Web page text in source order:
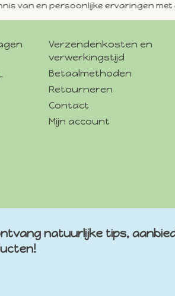
en persoonlijke ervaringen met
Verzendenkosten en
verwerkingstijd
Betaalmethoden
Retourneren
Contact
Mijn account
natuurlijke tips,